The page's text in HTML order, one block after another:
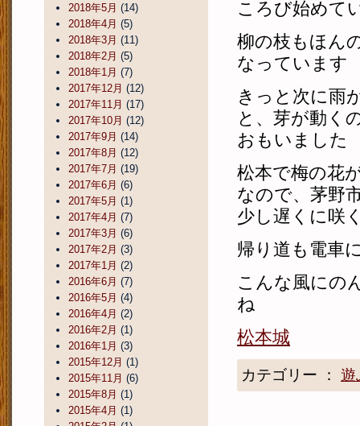
ころび始めて
柳の枝もほん
なっています
きっと次に雨
と、芽が動く
おもいました
松本で梅の花
なので、茅野
少し遅くに咲
帰り道も電車
こんな風にの
ね
松本城
カテゴリー ： 遊
2018年5月 (14)
2018年4月 (5)
2018年3月 (11)
2018年2月 (5)
2018年1月 (7)
2017年12月 (12)
2017年11月 (17)
2017年10月 (12)
2017年9月 (14)
2017年8月 (12)
2017年7月 (19)
2017年6月 (6)
2017年5月 (1)
2017年4月 (7)
2017年3月 (6)
2017年2月 (3)
2017年1月 (2)
2016年6月 (7)
2016年5月 (4)
2016年4月 (2)
2016年2月 (1)
2016年1月 (3)
2015年12月 (1)
2015年11月 (6)
2015年8月 (1)
2015年4月 (1)